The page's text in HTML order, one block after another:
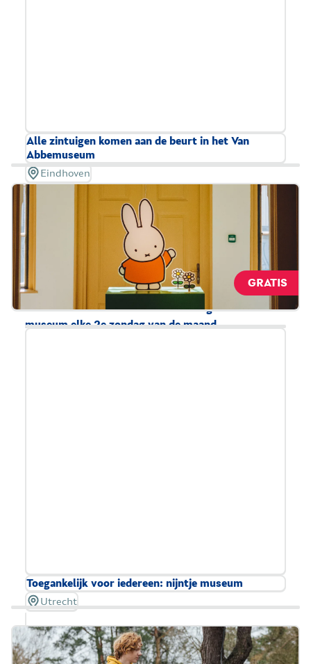
Alle zintuigen komen aan de beurt in het Van
Abbemuseum
Eindhoven
Dwarsverbanden is een tentoonstelling die u kunt
ruiken, horen en zien. Zo ervaart u kunst op een
andere manier. Denk aan teksten in braille,
geurkaarten, voeltekeningen en
geluidslandschappen. Dwarsverbanden is breed
toegankelijk voor onder andere rolstoelgebruikers
en blinde en dove bezoekers. Ook organiseert het
museum elke 2e zondag van de maand
GRATIS
Toegankelijk voor iedereen: nijntje museum
Utrecht
In het nijntje museum is er genoeg te beleven
voor families met peuters en kleuters - met en